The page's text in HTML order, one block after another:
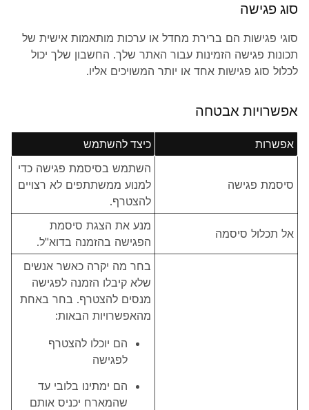
סוג פגישה
סוגי פגישות הם ברירת מחדל או ערכות מותאמות אישית של
תכונות פגישה הזמינות עבור האתר שלך. החשבון שלך יכול
לכלול סוג פגישות אחד או יותר המשויכים אליו.
אפשרויות אבטחה
אפשרות כיצד להשתמש
סיסמת פגישה
השתמש בסיסמת פגישה כדי
למנוע ממשתתפים לא רצויים
להצטרף.
אל תכלול סיסמה
מנע את הצגת סיסמת
הפגישה בהזמנה בדוא"ל.
בחר מה יקרה כאשר אנשים
שלא קיבלו הזמנה לפגישה
מנסים להצטרף. בחר באחת
מהאפשרויות הבאות:
הם יוכלו להצטרף
לפגישה
הם ימתינו בלובי עד
שהמארח יכניס אותם